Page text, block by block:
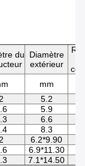
du
Diamètre
extérieur
mm
5.2
5.9
6.6
8.3
6.2*9.90
6.9*11.30
7.1*14.50